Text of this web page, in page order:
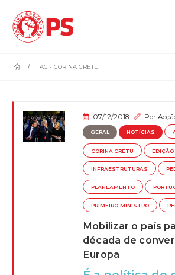
TAG - CORINA CRETU
07/12/2018 Por
GERAL NOTÍCIAS
CORINA CRETU EDIÇÃO
INFRAESTRUTURAS
PLANEAMENTO
PRIMEIRO-MINISTRO
Mobilizar o país
década de
Europa